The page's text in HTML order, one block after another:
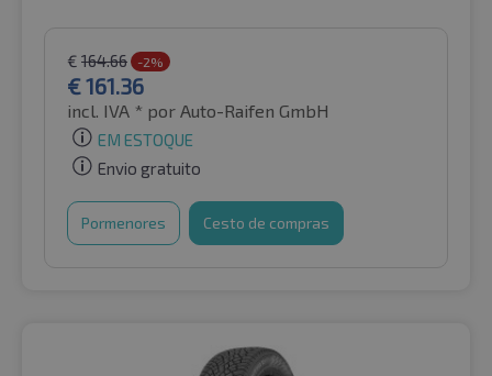
€ 164.66 -2%
€161.36
incl. IVA * por Auto-Raifen GmbH
EM ESTOQUE
Envio gratuito
Pormenores Cesto de compras